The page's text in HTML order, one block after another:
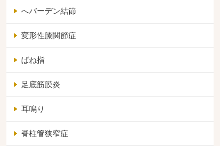
へバーデン結節
変形性膝関節症
ばね指
足底筋膜炎
耳鳴り
脊柱管狭窄症